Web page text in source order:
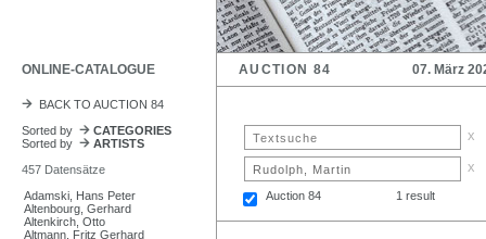
ONLINE-CATALOGUE AUCTION 84 07. März
BACK TO AUCTION 84
Sorted by
CATEGORIES
Sorted by
ARTISTS
457 Datensätze
Adamski, Hans Peter
Altenbourg, Gerhard
Altenkirch, Otto
Altmann, Fritz Gerhard
x
x
Auction 84 1 result